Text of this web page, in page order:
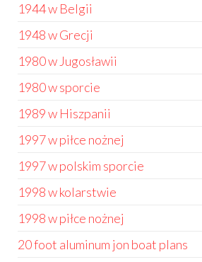
1944 w Belgii
1948 w Grecji
1980 w Jugosławii
1980 w sporcie
1989 w Hiszpanii
1997 w piłce nożnej
1997 w polskim sporcie
1998 w kolarstwie
1998 w piłce nożnej
20 foot aluminum jon boat plans